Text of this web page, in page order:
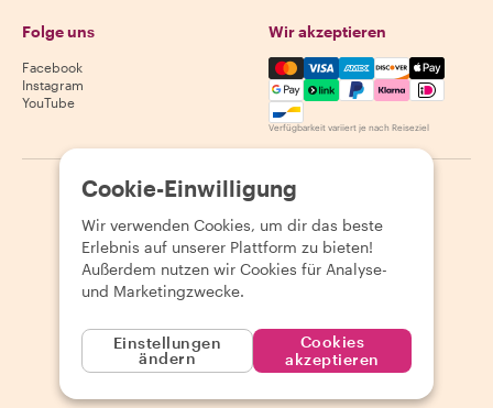
Folge uns
Facebook
Instagram
YouTube
Wir akzeptieren
Mastercard, Visa, Amex,
Verfügbarkeit variiert je nach Reiseziel
2026 Withlocals.com | Datenschutzerklärung
Seitenübersicht
Cookie-Einwilligung
Wir verwenden Cookies, um dir das beste
Erlebnis auf unserer Plattform zu bieten!
Außerdem nutzen wir Cookies für Analyse-
und Marketingzwecke.
Einstellungen
ändern
Cookies
akzeptieren